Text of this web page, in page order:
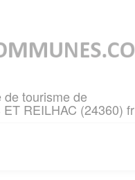
tourisme de
REILHAC (24360) fr